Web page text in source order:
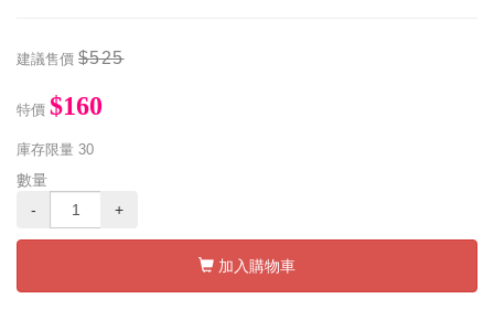
建議售價 $525
特價 $160
庫存限量 30
數量
-
+
加入購物車